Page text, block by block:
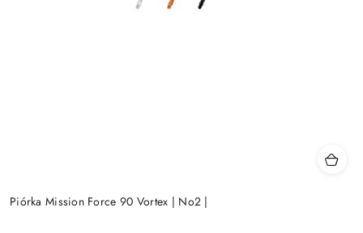
Piórka Mission Force 90 Vortex | No2 |